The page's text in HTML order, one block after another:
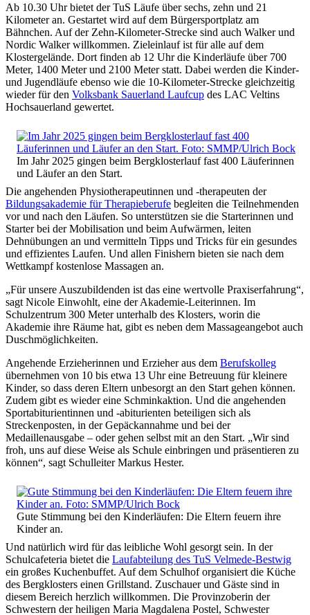
Ab 10.30 Uhr bietet der TuS Läufe über sechs, zehn und 21
Kilometer an. Gestartet wird auf dem Bürgersportplatz am
Bähnchen. Auf der Zehn-Kilometer-Strecke sind auch Walker und
Nordic Walker willkommen. Zieleinlauf ist für alle auf dem
Klostergelände. Dort finden ab 12 Uhr die Kinderläufe über 700
Meter, 1400 Meter und 2100 Meter statt. Dabei werden die Kinder-
und Jugendläufe ebenso wie die 10-Kilometer-Strecke gleichzeitig
wieder für den Volksbank Sauerland Laufcup des LAC Veltins
Hochsauerland gewertet.
Im Jahr 2025 gingen beim Bergklosterlauf fast 400 Läuferinnen
und Läufer an den Start.
Die angehenden Physiotherapeutinnen und -therapeuten der
Bildungsakademie für Therapieberufe begleiten die Teilnehmenden
vor und nach den Läufen. So unterstützen sie die Starterinnen und
Starter bei der Mobilisation und beim Aufwärmen, leiten
Dehnübungen an und vermitteln Tipps und Tricks für ein gesundes
und effizientes Laufen. Und allen Finishern bieten sie nach dem
Wettkampf kostenlose Massagen an.
„Für unsere Auszubildenden ist das eine wertvolle Praxiserfahrung“,
sagt Nicole Einwohlt, eine der Akademie-Leiterinnen. Im
Schulzentrum 300 Meter unterhalb des Klosters, worin die
Akademie ihre Räume hat, gibt es neben dem Massageangebot auch
Duschmöglichkeiten.
Angehende Erzieherinnen und Erzieher aus dem Berufskolleg
übernehmen von 10 bis etwa 13 Uhr eine Betreuung für kleinere
Kinder, so dass deren Eltern unbesorgt an den Start gehen können.
Zudem gibt es wieder eine Schminkaktion. Und die angehenden
Sportabiturientinnen und -abiturienten beteiligen sich als
Streckenposten, in der Gepäckannahme und bei der
Medaillenausgabe – oder gehen selbst mit an den Start. „Wir sind
froh, uns auf diese Weise als Schule einbringen und präsentieren zu
können“, sagt Schulleiter Markus Hester.
Gute Stimmung bei den Kinderläufen: Die Eltern feuern ihre
Kinder an.
Und natürlich wird für das leibliche Wohl gesorgt sein. In der
Schulcafeteria bietet die Laufabteilung des TuS Velmede-Bestwig
ein großes Kuchenbuffet. Auf dem Schulhof organisiert die Küche
des Bergklosters einen Grillstand. Zuschauer und Gäste sind in
diesem Bereich herzlich willkommen. Die Provinzoberin der
Schwestern der heiligen Maria Magdalena Postel, Schwester